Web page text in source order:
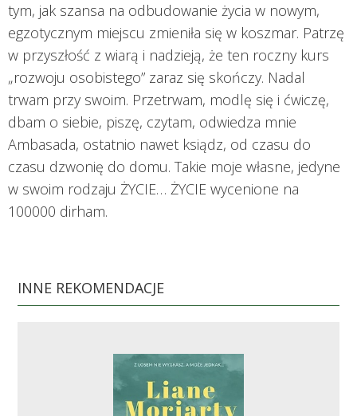
tym, jak szansa na odbudowanie życia w nowym,
egzotycznym miejscu zmieniła się w koszmar. Patrzę
w przyszłość z wiarą i nadzieją, że ten roczny kurs
„rozwoju osobistego” zaraz się skończy. Nadal
trwam przy swoim. Przetrwam, modlę się i ćwiczę,
dbam o siebie, piszę, czytam, odwiedza mnie
Ambasada, ostatnio nawet ksiądz, od czasu do
czasu dzwonię do domu. Takie moje własne, jedyne
w swoim rodzaju ŻYCIE… ŻYCIE wycenione na
100000 dirham.
INNE REKOMENDACJE